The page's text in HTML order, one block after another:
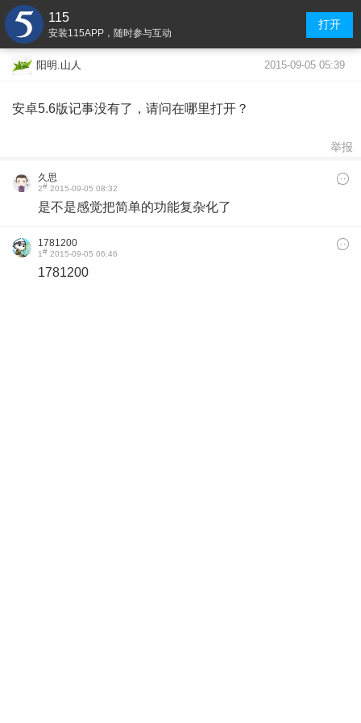
115
安装115APP，随时参与互动
打开
阳明.山人 2015-09-05 05:39
安卓5.6版记事没有了，请问在哪里打开？
举报
久思
2# 2015-09-05 08:32
是不是感觉把简单的功能复杂化了
1781200
1# 2015-09-05 06:46
1781200